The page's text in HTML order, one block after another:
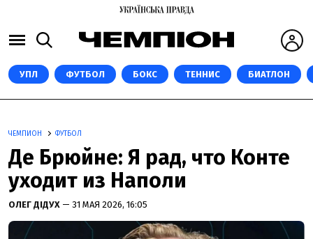
УПЛ ФУТБОЛ БОКС ТЕННИС БИАТЛОН
ЧЕМПИОН ФУТБОЛ
Де Брюйне: Я рад, что Конте
уходит из Наполи
ОЛЕГ ДІДУХ — 31 МАЯ 2026, 16:05